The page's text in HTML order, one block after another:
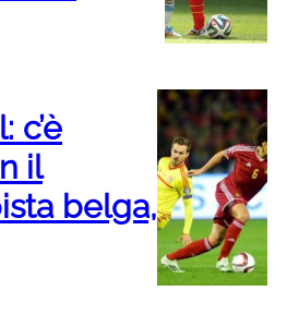
c’è
il
belga,